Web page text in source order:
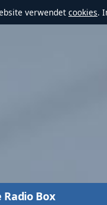
verwendet cookies.
Radio Box